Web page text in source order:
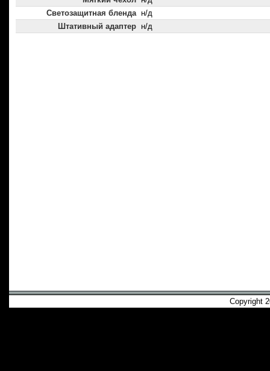
Светозащитная бленда н/д
Штативный адаптер н/д
Copyright